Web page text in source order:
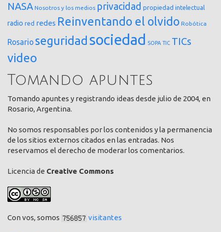
NASA Nosotros y los medios privacidad propiedad intelectual
radio red redes Reinventando el olvido Robótica
Rosario seguridad sociedad SOPA TIC TICs
video
Tomando apuntes
Tomando apuntes y registrando ideas desde julio de 2004, en
Rosario, Argentina.
No somos responsables por los contenidos y la permanencia
de los sitios externos citados en las entradas. Nos
reservamos el derecho de moderar los comentarios.
Licencia de Creative Commons
Con vos, somos visitantes